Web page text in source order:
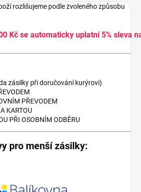
rozlišujeme podle zvoleného způsobu
Kč se automaticky uplatní 5% sleva
zásilky při doručování kurýrovi)
PŘEVODEM
KARTOU
PŘI OSOBNÍM ODBĚRU
pro menší zásilky: